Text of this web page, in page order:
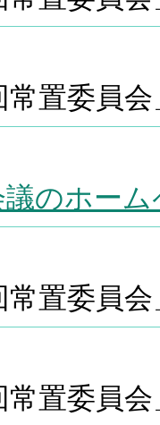
常置委員
議のホー
常置委員
常置委員